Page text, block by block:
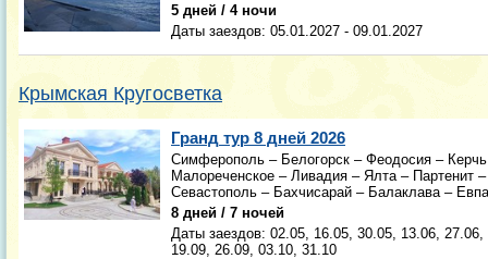
5 дней / 4 ночи
Даты заездов: 05.01.2027 - 09.01.2027
Крымская Кругосветка
Гранд тур 8 дней 2026
Симферополь – Белогорск – Феодосия –
Малореченское – Ливадия – Ялта – Партенит
Севастополь – Бахчисарай – Балаклава –
8 дней / 7 ночей
Даты заездов: 02.05, 16.05, 30.05, 13.06,
19.09, 26.09, 03.10, 31.10